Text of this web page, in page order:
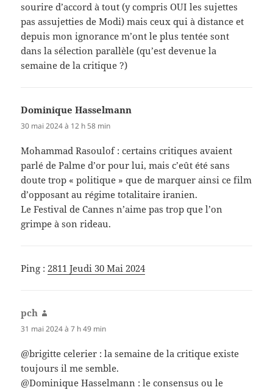
sourire d’accord à tout (y compris OUI les sujettes
pas assujetties de Modi) mais ceux qui à distance et
depuis mon ignorance m’ont le plus tentée sont
dans la sélection parallèle (qu’est devenue la
semaine de la critique ?)
Dominique Hasselmann
30 mai 2024 à 12 h 58 min
Mohammad Rasoulof : certains critiques avaient
parlé de Palme d’or pour lui, mais c’eût été sans
doute trop « politique » que de marquer ainsi ce film
d’opposant au régime totalitaire iranien.
Le Festival de Cannes n’aime pas trop que l’on
grimpe à son rideau.
Ping :2811 Jeudi 30 Mai 2024
pch
31 mai 2024 à 7 h 49 min
@brigitte celerier : la semaine de la critique existe
toujours il me semble.
@Dominique Hasselmann : le consensus ou le